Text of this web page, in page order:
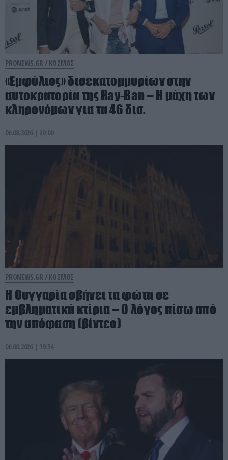
PRONEWS.GR / ΚΟΣΜΟΣ
«Εμφύλιος» δισεκατομμυρίων στην
αυτοκρατορία της Ray-Ban – Η μάχη των
κληρονόμων για τα 46 δισ.
06.08.2026 | 20:00
PRONEWS.GR / ΚΟΣΜΟΣ
Η Ουγγαρία σβήνει τα φώτα σε
εμβληματικά κτίρια – Ο λόγος πίσω από
την απόφαση (βίντεο)
06.08.2026 | 19:54